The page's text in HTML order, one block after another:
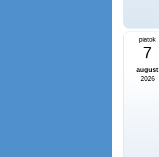
piatok
7
august
2026